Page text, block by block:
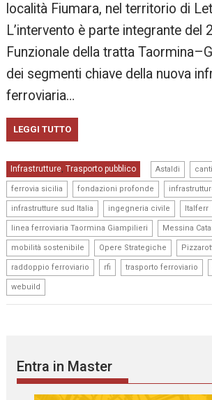
località Fiumara, nel territorio di
L’intervento è parte integrante del
Funzionale della tratta
dei segmenti chiave della nuova
ferroviaria…
LEGGI TUTTO
Infrastrutture, Trasporto pubblico Astaldi
ferrovia sicilia fondazioni profonde
infrastrutture sud Italia ingegneria civile Italferr
linea ferroviaria Taormina Giampilieri Messina
mobilità sostenibile Opere Strategiche
raddoppio ferroviario rfi trasporto ferroviario
webuild
Entra in Master